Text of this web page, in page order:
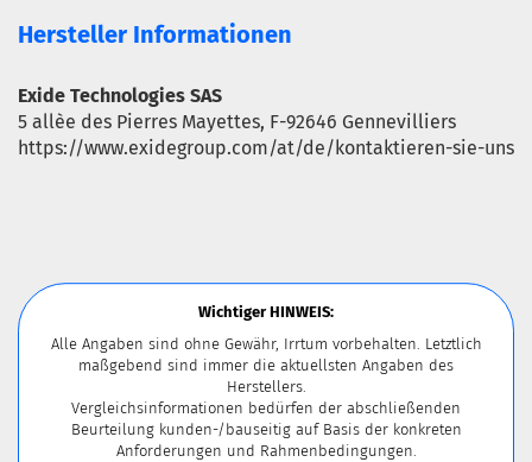
Hersteller Informationen
Exide Technologies SAS
5 allèe des Pierres Mayettes, F-92646 Gennevilliers
https://www.exidegroup.com/at/de/kontaktieren-sie-uns
Wichtiger HINWEIS:
Alle Angaben sind ohne Gewähr, Irrtum vorbehalten. Letztlich
maßgebend sind immer die aktuellsten Angaben des
Herstellers.
Vergleichsinformationen bedürfen der abschließenden
Beurteilung kunden-/bauseitig auf Basis der konkreten
Anforderungen und Rahmenbedingungen.